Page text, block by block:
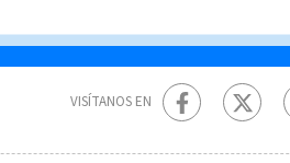
VISÍTANOS EN